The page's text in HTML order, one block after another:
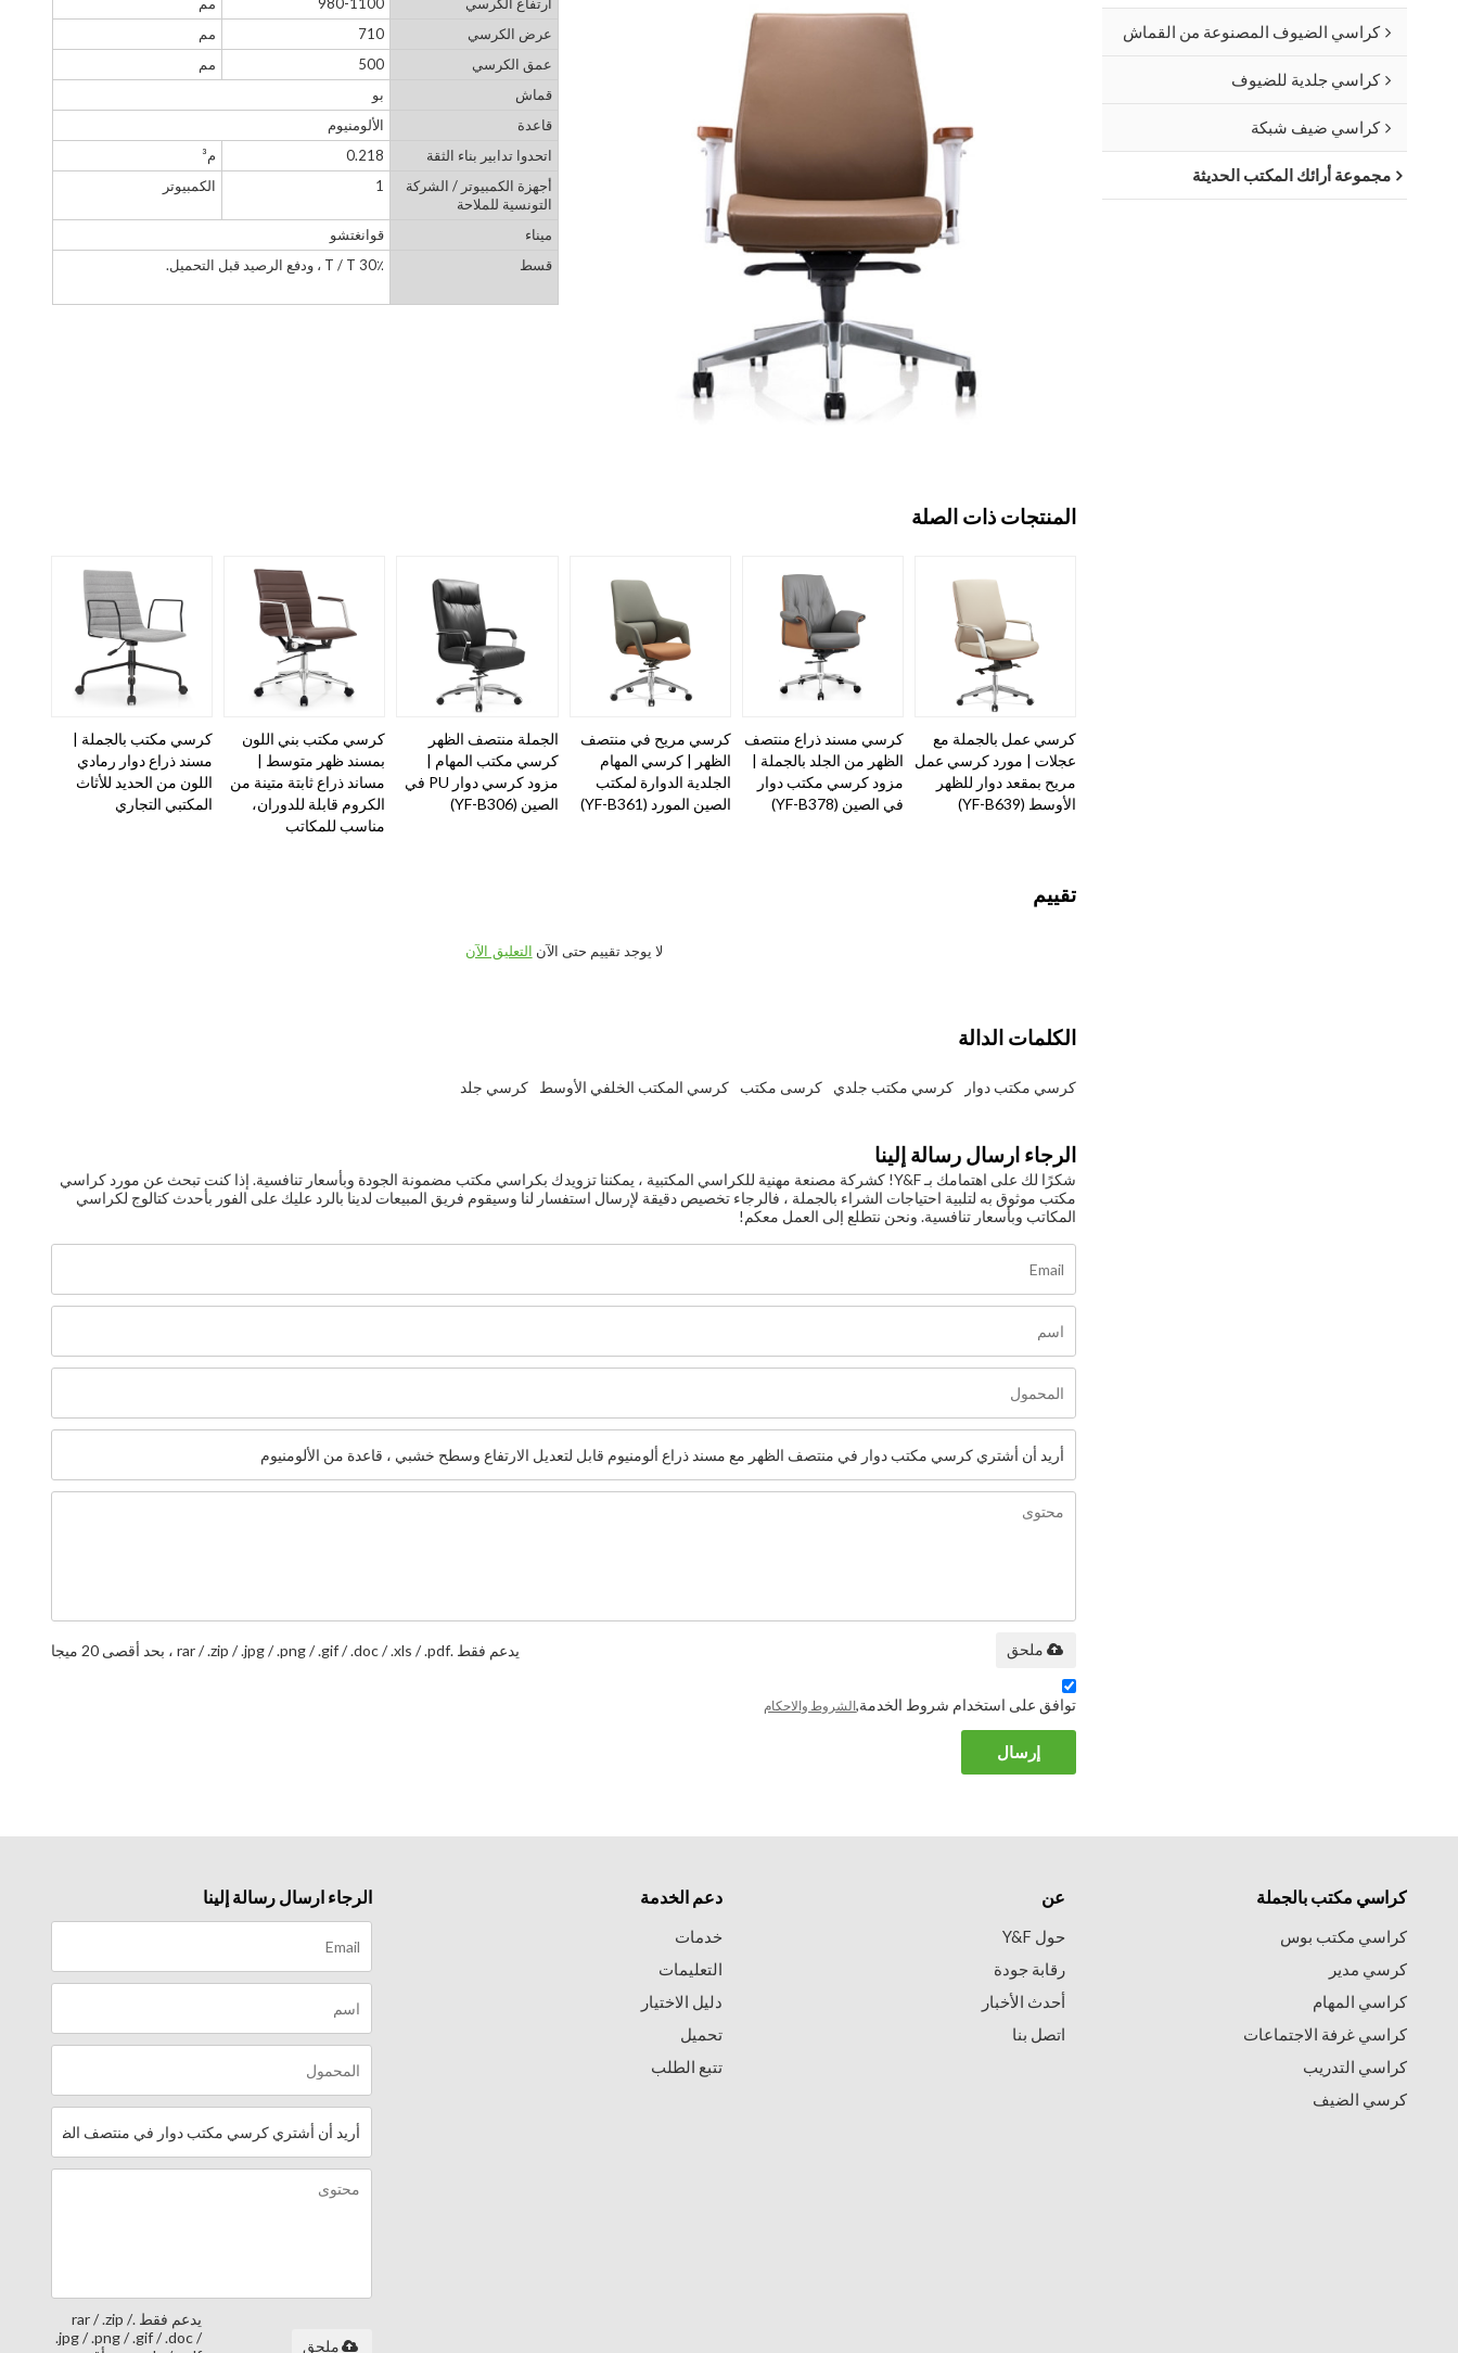
عرض الكرسي
710
مم
عمق الكرسي
500
مم
قماش
بو
قاعدة
الألومنيوم
اتحدوا تدابير بناء الثقة
0.218
م³
أجهزة الكمبيوتر / الشركة
التونسية للملاحة
1 الكمبيوتر
ميناء
قوانغتشو
قسط
30٪ T / T ، ودفع الرصيد قبل التحميل.
المنتجات ذات الصلة
كرسي عمل بالجملة مع
عجلات | مورد كرسي عمل
مريح بمقعد دوار للظهر
الأوسط (YF-B639)
كرسي مسند ذراع منتصف
الظهر من الجلد بالجملة |
مزود كرسي مكتب دوار
في الصين (YF-B378)
كرسي مريح في منتصف
الظهر | كرسي المهام
الجلدية الدوارة لمكتب
الصين المورد (YF-B361)
الجملة منتصف الظهر
كرسي مكتب المهام |
مزود كرسي دوار PU في
الصين (YF-B306)
كرسي مكتب بني اللون
بمسند ظهر متوسط |
مساند ذراع ثابتة متينة من
الكروم قابلة للدوران،
مناسب للمكاتب
كرسي مكتب بالجملة |
مسند ذراع دوار رمادي
اللون من الحديد للأثاث
المكتبي التجاري
تقييم
لا يوجد تقييم حتى الآن التعليق الآن
الكلمات الدالة
كرسي مكتب دوار كرسي مكتب جلدي كرسى مكتب كرسي المكتب الخلفي الأوسط كرسي جلد
الرجاء ارسال رسالة إلينا
شكرًا لك على اهتمامك بـ Y&F! كشركة مصنعة مهنية للكراسي المكتبية ، يمكننا تزويدك بكراسي مكتب مضمونة الجودة وبأسعار تنافسية. إذا كنت تبحث عن مورد كراسي
مكتب موثوق به لتلبية احتياجات الشراء بالجملة ، فالرجاء تخصيص دقيقة لإرسال استفسار لنا وسيقوم فريق المبيعات لدينا بالرد عليك على الفور بأحدث كتالوج لكراسي
المكاتب وبأسعار تنافسية. ونحن نتطلع إلى العمل معكم!
يدعم فقط .rar / .zip / .jpg / .png / .gif / .doc / .xls / .pdf ، بحد أقصى 20 ميجا ملحق
توافق على استخدام شروط الخدمة,الشروط والاحكام
إرسال
كراسي الضيوف المصنوعة من القماش
كراسي جلدية للضيوف
كراسي ضيف شبكة
مجموعة أرائك المكتب الحديثة
كراسي مكتب بالجملة
كراسي مكتب بوس
كرسي مدير
كراسي المهام
كراسي غرفة الاجتماعات
كراسي التدريب
كرسي الضيف
عن
حول Y&F
رقابة جودة
أحدث الأخبار
اتصل بنا
دعم الخدمة
خدمات
التعليمات
دليل الاختيار
تحميل
تتبع الطلب
الرجاء ارسال رسالة إلينا
يدعم فقط .rar / .zip /
.jpg / .png / .gif / .doc /
ملحق